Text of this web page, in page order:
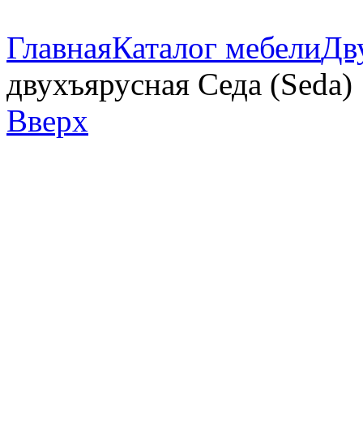
ГлавнаяКаталог мебели
двухъярусная Седа (Seda)
Вверх